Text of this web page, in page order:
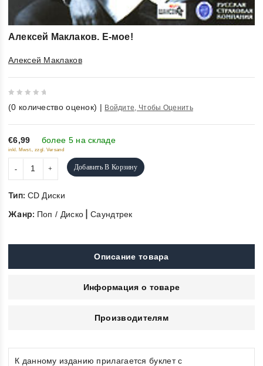
Алексей Маклаков. Е-мое!
Алексей Маклаков
out
of
5
(0 количество оценок) | Войдите, Чтобы Оценить
€6,99 более 5 на складе
inkl. Mwst., zzgl. Versand
Добавить В Корзину
Тип: CD Диски
Жанр: Поп / Диско |Саундтрек
Описание товара
Информация о товаре
Производителям
К данному изданию прилагается буклет с